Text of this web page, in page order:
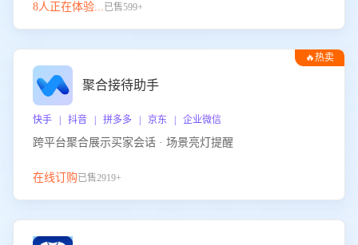
8人正在体验...已售599+
🔥热卖
聚合接待助手
快手 | 抖音 | 拼多多 | 京东 | 企业微信
跨平台聚合展示买家会话 · 场景亮灯提醒
在线订购已售2919+